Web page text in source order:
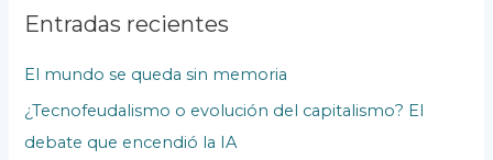
s
a
s
P
Entradas recientes
El mundo se queda sin memoria
¿Tecnofeudalismo o evolución del capitalismo? El
debate que encendió la IA